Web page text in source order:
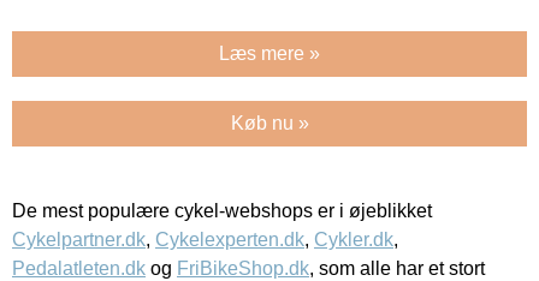
Læs mere »
Køb nu »
De mest populære cykel-webshops er i øjeblikket
Cykelpartner.dk, Cykelexperten.dk, Cykler.dk,
Pedalatleten.dk og FriBikeShop.dk, som alle har et stort